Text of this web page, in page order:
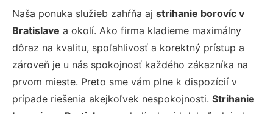
Naša ponuka služieb zahŕňa aj strihanie borovíc v
Bratislave a okolí. Ako firma kladieme maximálny
dôraz na kvalitu, spoľahlivosť a korektný prístup a
zároveň je u nás spokojnosť každého zákazníka na
prvom mieste. Preto sme vám plne k dispozícií v
prípade riešenia akejkoľvek nespokojnosti. Strihanie